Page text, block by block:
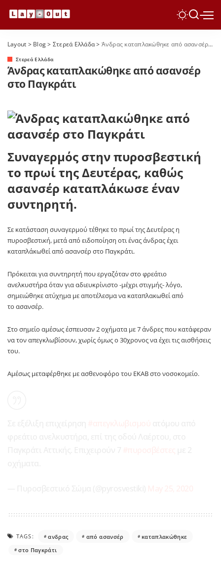
Layout > Blog> Στερεά Ελλάδα> Άνδρας καταπλακώθηκε από ασανσέρ στο Παγκράτι
Στερεά Ελλάδα
Άνδρας καταπλακώθηκε από ασανσέρ
στο Παγκράτι
Συναγερμός στην πυροσβεστική
το πρωί της Δευτέρας, καθώς
ασανσέρ καταπλάκωσε έναν
συντηρητή.
Σε κατάσταση συναγερμού τέθηκε το πρωί της Δευτέρας η
πυροσβεστική, μετά από ειδοποίηση οτι ένας άνδρας έχει
καταπλάκωθεί από ασανσέρ στο Παγκράτι.
Πρόκειται για συντηρητή που εργαζόταν στο φρεάτιο
ανελκυστήρα όταν για αδιευκρίνιστο -μέχρι στιγμής- λόγο,
σημειώθηκε ατύχημα με αποτέλεσμα να καταπλακωθεί από
το ασανσέρ.
Στο σημείο αμέσως έσπευσαν 2 οχήματα με 7 άνδρες που κατάφεραν
να τον απεγκλωβίσουν, χωρίς όμως ο 30χρονος να έχει τις αισθήσεις
του.
Αμέσως μεταφέρθηκε με ασθενοφόρο του ΕΚΑΒ στο νοσοκομείο.
TAGS: ανδρας από ασανσέρ
καταπλακώθηκε
στο Παγκράτι